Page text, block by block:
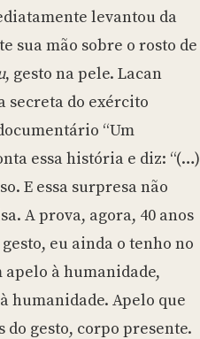
levantou da
sua mão sobre o rosto de
, gesto na pele. Lacan
secreta do exército
“Um
essa história e diz: “(…)
E essa surpresa não
A prova, agora, 40 anos
eu ainda o tenho no
à humanidade,
humanidade. Apelo que
do gesto, corpo presente.